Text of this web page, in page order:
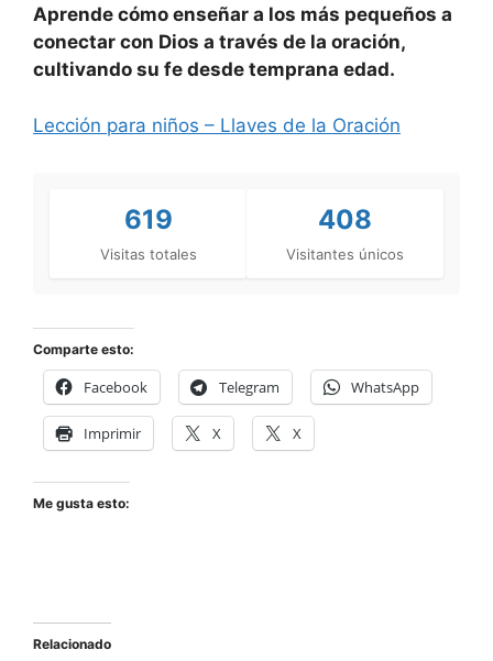
Aprende cómo enseñar a los más pequeños a
conectar con Dios a través de la oración,
cultivando su fe desde temprana edad.
Lección para niños – Llaves de la Oración
619
Visitas totales
408
Visitantes únicos
Comparte esto:
Facebook Telegram WhatsApp
Imprimir X X
Me gusta esto:
Relacionado